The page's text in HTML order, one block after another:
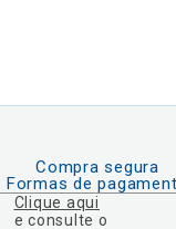
Compra segura
Formas de
Clique aqui
e consulte o